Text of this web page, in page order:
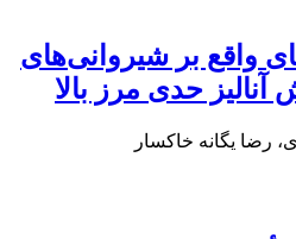
واقع بر شیروانی‌های
حدی مرز بالا
رضا یگانه خاکسار